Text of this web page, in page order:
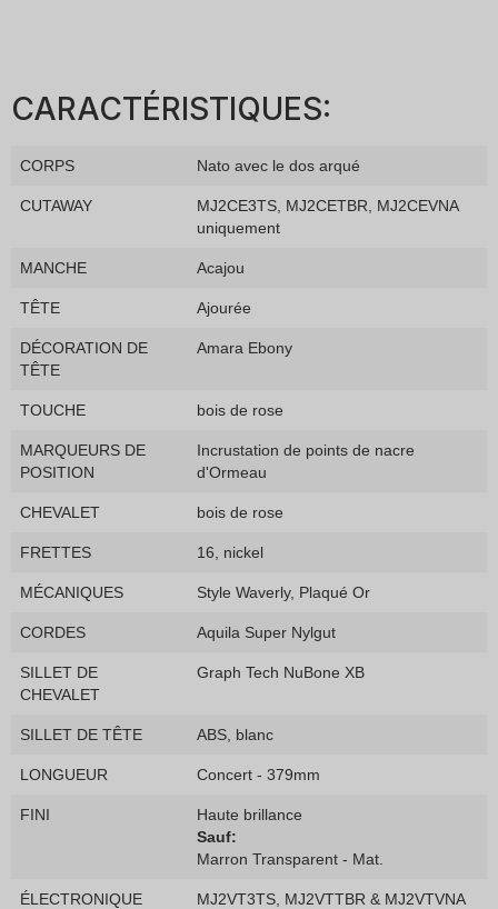
CARACTÉRISTIQUES:
CORPS Nato avec le dos arqué
CUTAWAY
MJ2CE3TS, MJ2CETBR, MJ2CEVNA
uniquement
MANCHE Acajou
TÊTE Ajourée
DÉCORATION DE
TÊTE
Amara Ebony
TOUCHE bois de rose
MARQUEURS DE
POSITION
Incrustation de points de nacre
d'Ormeau
CHEVALET bois de rose
FRETTES 16, nickel
MÉCANIQUES Style Waverly, Plaqué Or
CORDES Aquila Super Nylgut
SILLET DE
CHEVALET
Graph Tech NuBone XB
SILLET DE TÊTE ABS, blanc
LONGUEUR Concert - 379mm
FINI
Haute brillance
Sauf:
Marron Transparent - Mat.
ÉLECTRONIQUE
MJ2VT3TS, MJ2VTTBR & MJ2VTVNA